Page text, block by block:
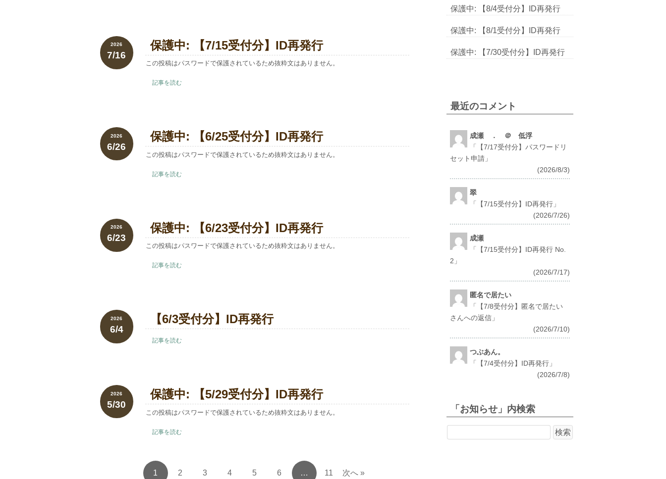
2026
7/16
保護中: 【7/15受付分】ID再発行
この投稿はパスワードで保護されているため抜粋文はありません。
記事を読む
2026
6/26
保護中: 【6/25受付分】ID再発行
この投稿はパスワードで保護されているため抜粋文はありません。
記事を読む
2026
6/23
保護中: 【6/23受付分】ID再発行
この投稿はパスワードで保護されているため抜粋文はありません。
記事を読む
2026
6/4
【6/3受付分】ID再発行
記事を読む
2026
5/30
保護中: 【5/29受付分】ID再発行
この投稿はパスワードで保護されているため抜粋文はありません。
記事を読む
1 2 3 4 5 6 … 11 次へ »
保護中: 【8/4受付分】ID再発行
保護中: 【8/1受付分】ID再発行
保護中: 【7/30受付分】ID再発行
最近のコメント
成瀬 ． ＠ 低浮
「
【7/17受付分】パスワードリ
セット申請 」
(2026/8/3)
翠
「
【7/15受付分】ID再発行 」
(2026/7/26)
成瀬
「
【7/15受付分】ID再発行 No.
2 」
(2026/7/17)
匿名で居たい
「
【7/8受付分】匿名で居たい
さんへの返信 」
(2026/7/10)
つぶあん。
「
【7/4受付分】ID再発行 」
(2026/7/8)
「お知らせ」内検索